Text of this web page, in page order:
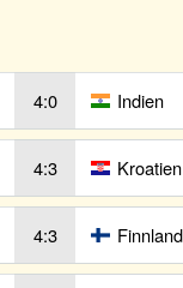
4:0 Indien
4:3 Kroatien
4:3 Finnland